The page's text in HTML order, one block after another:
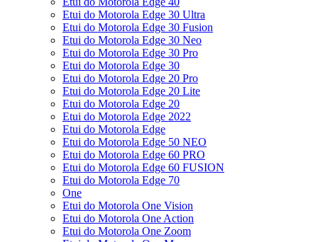
Etui do Motorola Edge 30 Ultra
Etui do Motorola Edge 30 Fusion
Etui do Motorola Edge 30 Neo
Etui do Motorola Edge 30 Pro
Etui do Motorola Edge 30
Etui do Motorola Edge 20 Pro
Etui do Motorola Edge 20 Lite
Etui do Motorola Edge 20
Etui do Motorola Edge 2022
Etui do Motorola Edge
Etui do Motorola Edge 50 NEO
Etui do Motorola Edge 60 PRO
Etui do Motorola Edge 60 FUSION
Etui do Motorola Edge 70
One
Etui do Motorola One Vision
Etui do Motorola One Action
Etui do Motorola One Zoom